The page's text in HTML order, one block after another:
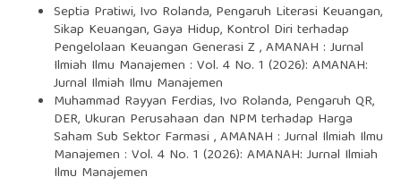
Septia Pratiwi, Ivo Rolanda, Pengaruh Literasi Keuangan,
Sikap Keuangan, Gaya Hidup, Kontrol Diri terhadap
Pengelolaan Keuangan Generasi Z ,AMANAH : Jurnal
Ilmiah Ilmu Manajemen : Vol. 4 No. 1 (2026): AMANAH:
Jurnal Ilmiah Ilmu Manajemen
Muhammad Rayyan Ferdias, Ivo Rolanda, Pengaruh QR,
DER, Ukuran Perusahaan dan NPM terhadap Harga
Saham Sub Sektor Farmasi ,AMANAH : Jurnal Ilmiah Ilmu
Manajemen : Vol. 4 No. 1 (2026): AMANAH: Jurnal Ilmiah
Ilmu Manajemen